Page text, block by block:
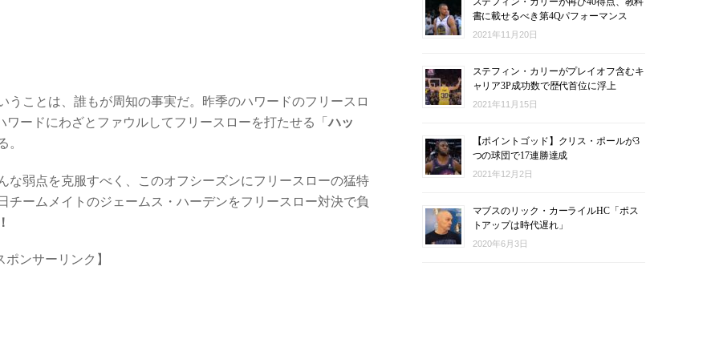
うことは、誰もが周知の事実だ。昨季のハワードのフリースロ
ードにわざとファウルしてフリースローを打たせる「ハッ
。
な弱点を克服すべく、このオフシーズンにフリースローの猛特
チームメイトのジェームス・ハーデンをフリースロー対決で負
ポンサーリンク】
書に載せるべき第4Qパフォーマンス
2021年11月20日
ステフィン・カリーがプレイオフ含むキ
ャリア3P成功数で歴代首位に浮上
2021年11月15日
【ポイントゴッド】クリス・ポールが3
つの球団で17連勝達成
2021年12月2日
マブスのリック・カーライルHC「ポス
トアップは時代遅れ」
2020年6月3日